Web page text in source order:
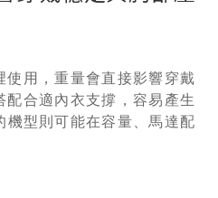
使用，重量會直接影響穿戴
配合適內衣支撐，容易產生
機型則可能在容量、馬達配